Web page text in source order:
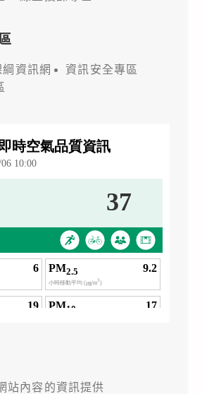
資訊網
資訊安全專區
站內容的資訊提供